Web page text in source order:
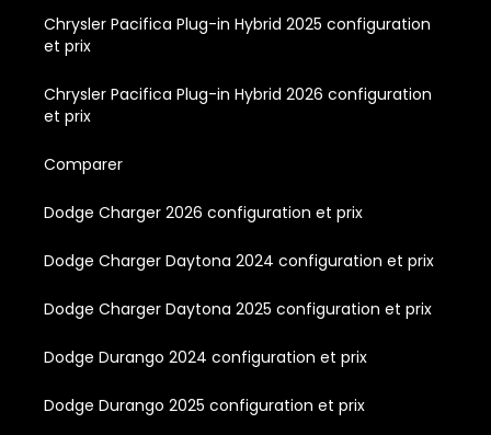
Chrysler Pacifica Plug-in Hybrid 2025 configuration
et prix
Chrysler Pacifica Plug-in Hybrid 2026 configuration
et prix
Comparer
Dodge Charger 2026 configuration et prix
Dodge Charger Daytona 2024 configuration et prix
Dodge Charger Daytona 2025 configuration et prix
Dodge Durango 2024 configuration et prix
Dodge Durango 2025 configuration et prix